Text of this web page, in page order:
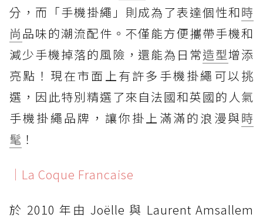
分，而「手機掛繩」則成為了表達個性和時
尚品味的潮流配件。不僅能方便攜帶手機和
減少手機掉落的風險，還能為日常造型增添
亮點！現在市面上有許多手機掛繩可以挑
選，因此特別精選了來自法國和英國的人氣
手機掛繩品牌，讓你掛上滿滿的浪漫與時
髦 ！
｜La Coque Francaise
於 2010 年由 Joëlle 與 Laurent Amsallem